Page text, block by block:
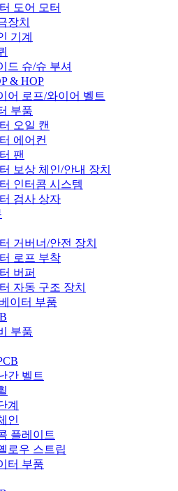
도어 모터
장치
기계
드 슈/슈 부셔
& HOP
어 로프/와이어 벨트
부품
오일 캔
에어컨
팬
보상 체인/안내 장치
인터콤 시스템
검사 상자
거버너/안전 장치
로프 부착
버퍼
자동 구조 장치
이터 부품
부품
간 벨트
계
인
플레이트
로우 스트립
터 부품